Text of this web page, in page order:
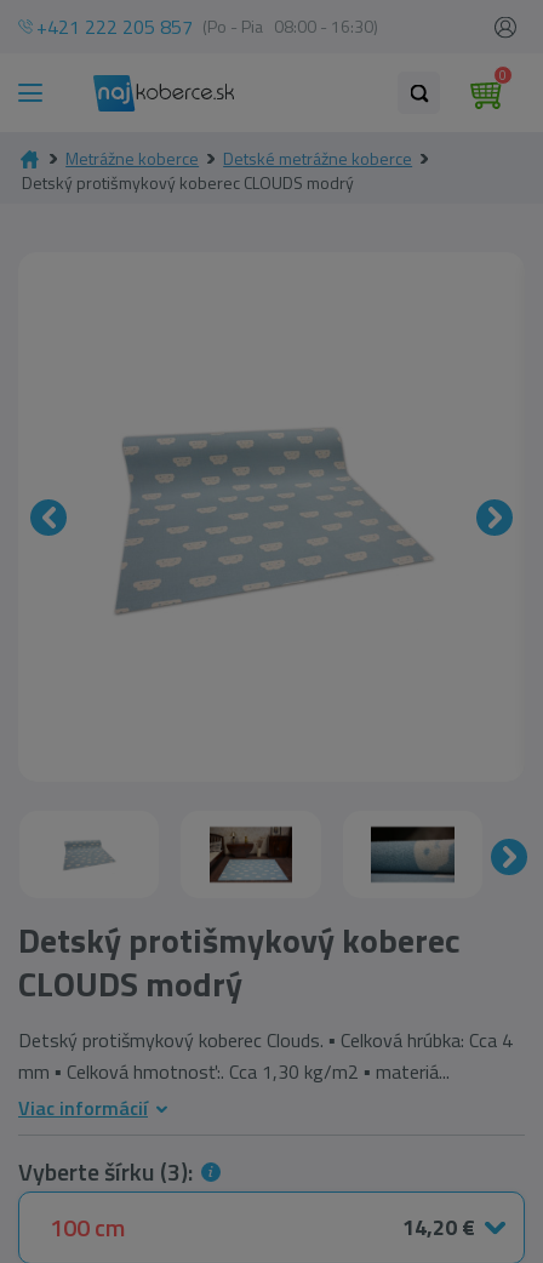
+421 222 205 857 (Po - Pia 08:00 - 16:30)
0
Metrážne koberce
Detské metrážne koberce
Detský protišmykový koberec CLOUDS modrý
Detský protišmykový koberec
CLOUDS modrý
Detský protišmykový koberec Clouds. ▪ Celková hrúbka: Cca 4
mm ▪ Celková hmotnosť:. Cca 1,30 kg/m2 ▪ materiá...
Viac informácií
Vyberte šírku (3):
100 cm
14,20 €